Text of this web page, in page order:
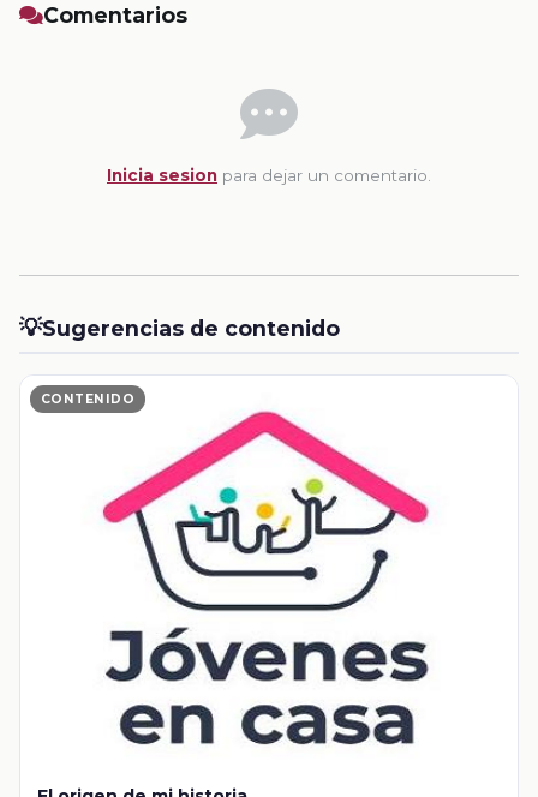
Comentarios
Inicia sesion para dejar un comentario.
💡Sugerencias de contenido
CONTENIDO